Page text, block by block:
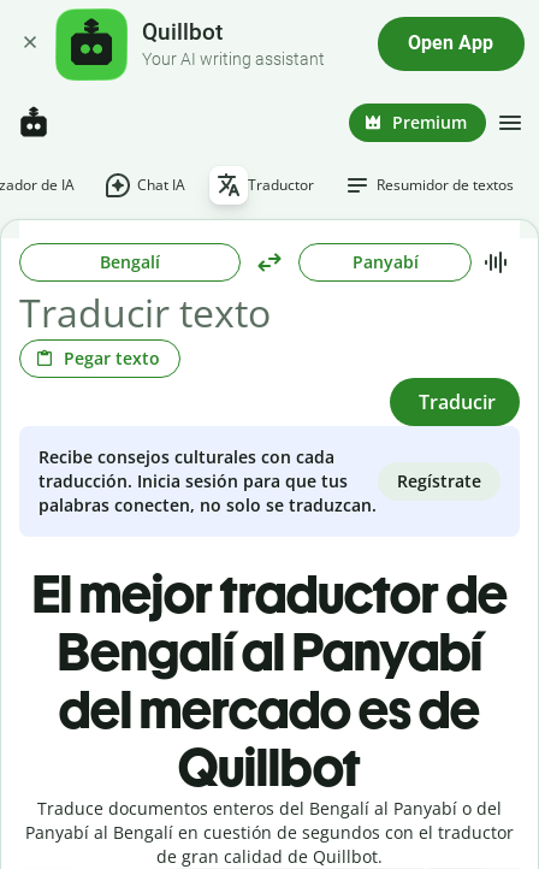
Quillbot
Your AI writing assistant
Open App
Premium
de IA Chat IA Traductor Resumidor de textos
Bengalí Panyabí
Pegar texto
Traducir
Recibe consejos culturales con cada
traducción. Inicia sesión para que tus
palabras conecten, no solo se traduzcan.
Regístrate
El mejor traductor de
Bengalí al Panyabí
del mercado es de
Quillbot
Traduce documentos enteros del Bengalí al Panyabí o del
Panyabí al Bengalí en cuestión de segundos con el traductor
de gran calidad de Quillbot.